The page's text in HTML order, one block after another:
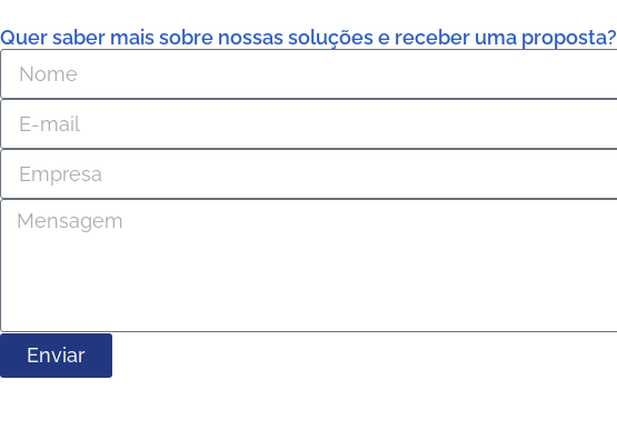
Quer saber mais sobre nossas soluções e receber uma proposta?
Enviar